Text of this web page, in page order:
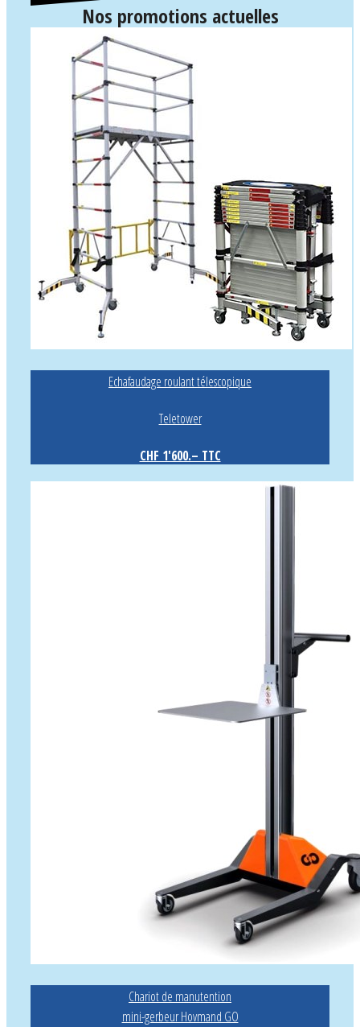
Nos promotions actuelles
Echafaudage roulant télescopique
Teletower
CHF 1'600.– TTC
Chariot de manutention
mini-gerbeur Hovmand GO